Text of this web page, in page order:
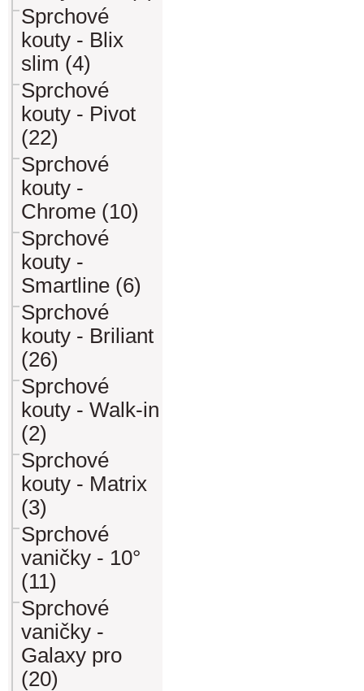
Sprchové
kouty - Blix
slim (4)
Sprchové
kouty - Pivot
(22)
Sprchové
kouty -
Chrome (10)
Sprchové
kouty -
Smartline (6)
Sprchové
kouty - Briliant
(26)
Sprchové
kouty - Walk-in
(2)
Sprchové
kouty - Matrix
(3)
Sprchové
vaničky - 10°
(11)
Sprchové
vaničky -
Galaxy pro
(20)